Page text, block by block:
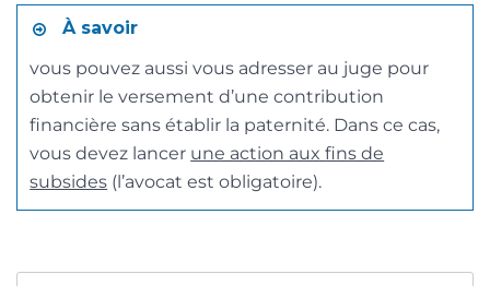
À savoir
vous pouvez aussi vous adresser au juge pour
obtenir le versement d’une contribution
financière sans établir la paternité. Dans ce cas,
vous devez lancer une action aux fins de
subsides (l’avocat est obligatoire).